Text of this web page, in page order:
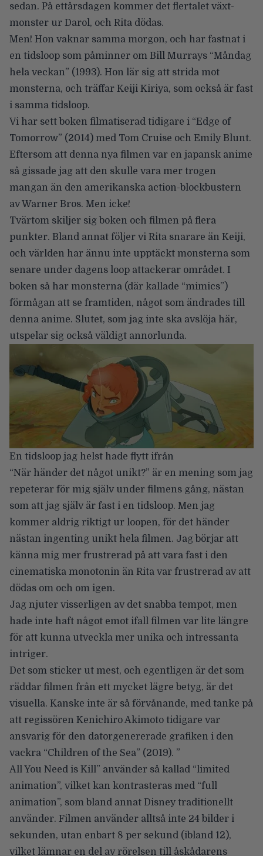
sedan. På ettårsdagen kommer det flertalet växt-
monster ur Darol, och Rita dödas.
Men! Hon vaknar samma morgon, och har fastnat i
en tidsloop som påminner om Bill Murrays “Måndag
hela veckan” (1993). Hon lär sig att strida mot
monsterna, och träffar Keiji Kiriya, som också är fast
i samma tidsloop.
Vi har sett boken filmatiserad tidigare i “Edge of
Tomorrow” (2014) med Tom Cruise och Emily Blunt.
Eftersom att denna nya filmen var en japansk anime
så gissade jag att den skulle vara mer trogen
mangan än den amerikanska action-blockbustern
av Warner Bros. Men icke!
Tvärtom skiljer sig boken och filmen på flera
punkter. Bland annat följer vi Rita snarare än Keiji,
och världen har ännu inte upptäckt monsterna som
senare under dagens loop attackerar området. I
boken så har monsterna (där kallade “mimics”)
förmågan att se framtiden, något som ändrades till
denna anime. Slutet, som jag inte ska avslöja här,
utspelar sig också väldigt annorlunda.
En tidsloop jag helst hade flytt ifrån
“När händer det något unikt?” är en mening som jag
repeterar för mig själv under filmens gång, nästan
som att jag själv är fast i en tidsloop. Men jag
kommer aldrig riktigt ur loopen, för det händer
nästan ingenting unikt hela filmen. Jag börjar att
känna mig mer frustrerad på att vara fast i den
cinematiska monotonin än Rita var frustrerad av att
dödas om och om igen.
Jag njuter visserligen av det snabba tempot, men
hade inte haft något emot ifall filmen var lite längre
för att kunna utveckla mer unika och intressanta
intriger.
Det som sticker ut mest, och egentligen är det som
räddar filmen från ett mycket lägre betyg, är det
visuella. Kanske inte är så förvånande, med tanke på
att regissören Kenichiro Akimoto tidigare var
ansvarig för den datorgenererade grafiken i den
vackra “Children of the Sea” (2019). ”
All You Need is Kill” använder så kallad “limited
animation”, vilket kan kontrasteras med “full
animation”, som bland annat Disney traditionellt
använder. Filmen använder alltså inte 24 bilder i
sekunden, utan enbart 8 per sekund (ibland 12),
vilket lämnar en del av rörelsen till åskådarens